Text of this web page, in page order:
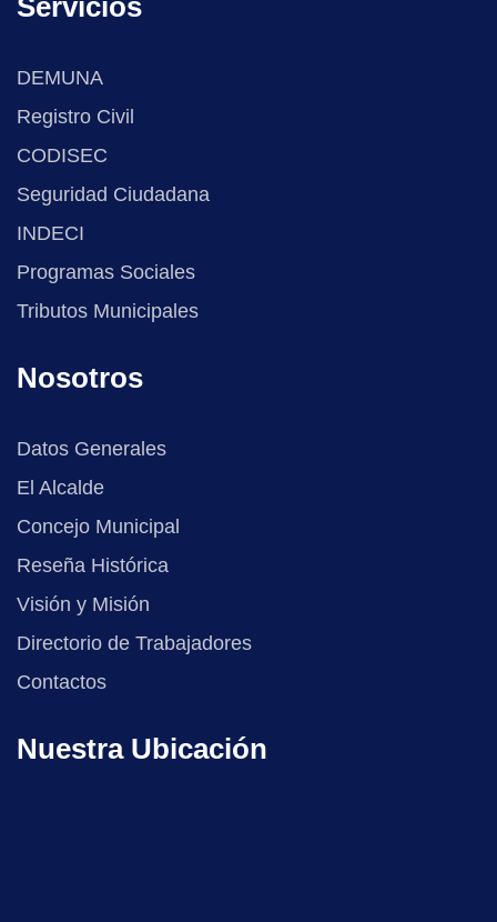
DEMUNA
Registro Civil
CODISEC
Seguridad Ciudadana
INDECI
Programas Sociales
Tributos Municipales
Nosotros
Datos Generales
El Alcalde
Concejo Municipal
Reseña Histórica
Visión y Misión
Directorio de Trabajadores
Contactos
Nuestra Ubicación